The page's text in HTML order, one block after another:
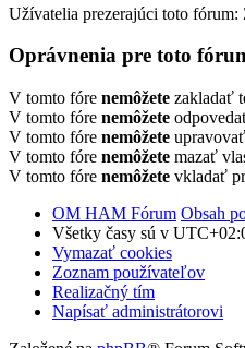
Užívatelia prezerajúci toto
Oprávnenia pre toto
V tomto fóre nemôžete zakladať
V tomto fóre nemôžete
V tomto fóre nemôžete
V tomto fóre nemôžete mazať
V tomto fóre nemôžete vkladať
OM HAM Fórum Obsah
Všetky časy sú v
Vymazať cookies
Zoznam používateľov
Realizačný tím
Napísať administrátorovi